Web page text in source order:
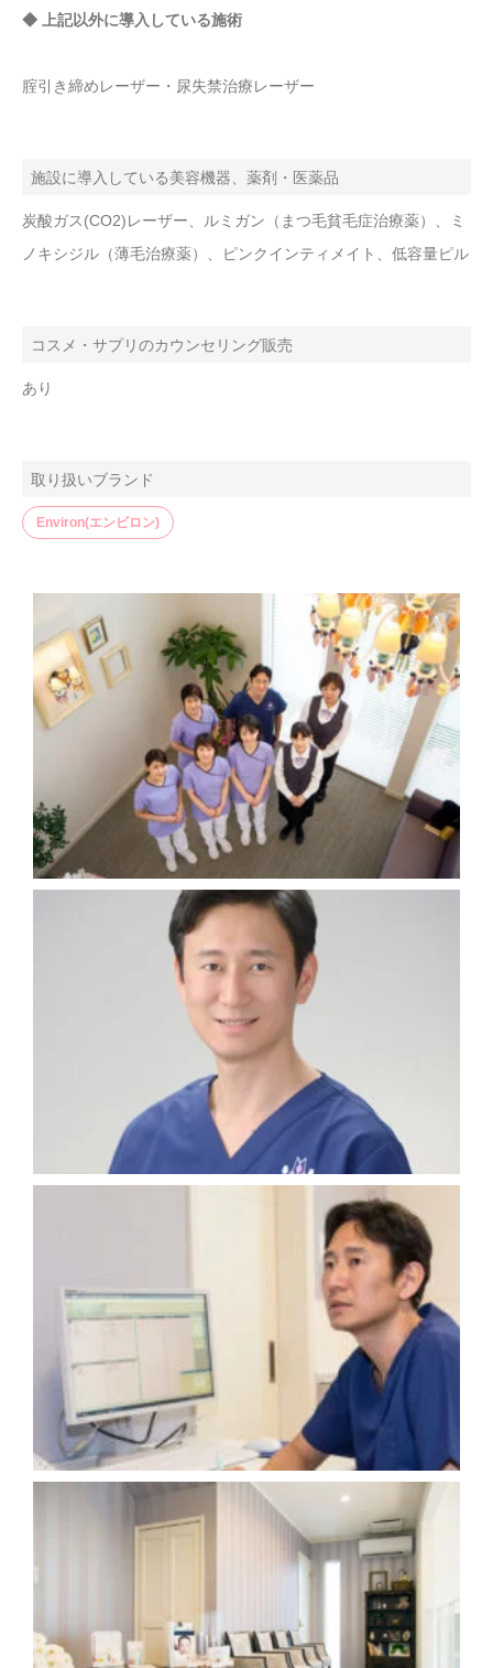
◆ 上記以外に導入している施術
腟引き締めレーザー・尿失禁治療レーザー
施設に導入している美容機器、薬剤・医薬品
炭酸ガス(CO2)レーザー、ルミガン（まつ毛貧毛症治療薬）、ミ
ノキシジル（薄毛治療薬）、ピンクインティメイト、低容量ピル
コスメ・サプリのカウンセリング販売
あり
取り扱いブランド
Environ(エンビロン)